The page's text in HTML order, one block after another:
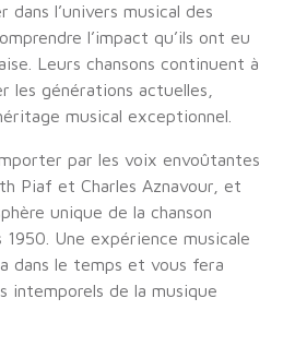
l’univers musical des
l’impact qu’ils ont eu
Leurs chansons continuent à
les générations actuelles,
musical exceptionnel.
par les voix envoûtantes
Piaf et Charles Aznavour, et
unique de la chanson
1950. Une expérience musicale
dans le temps et vous fera
intemporels de la musique